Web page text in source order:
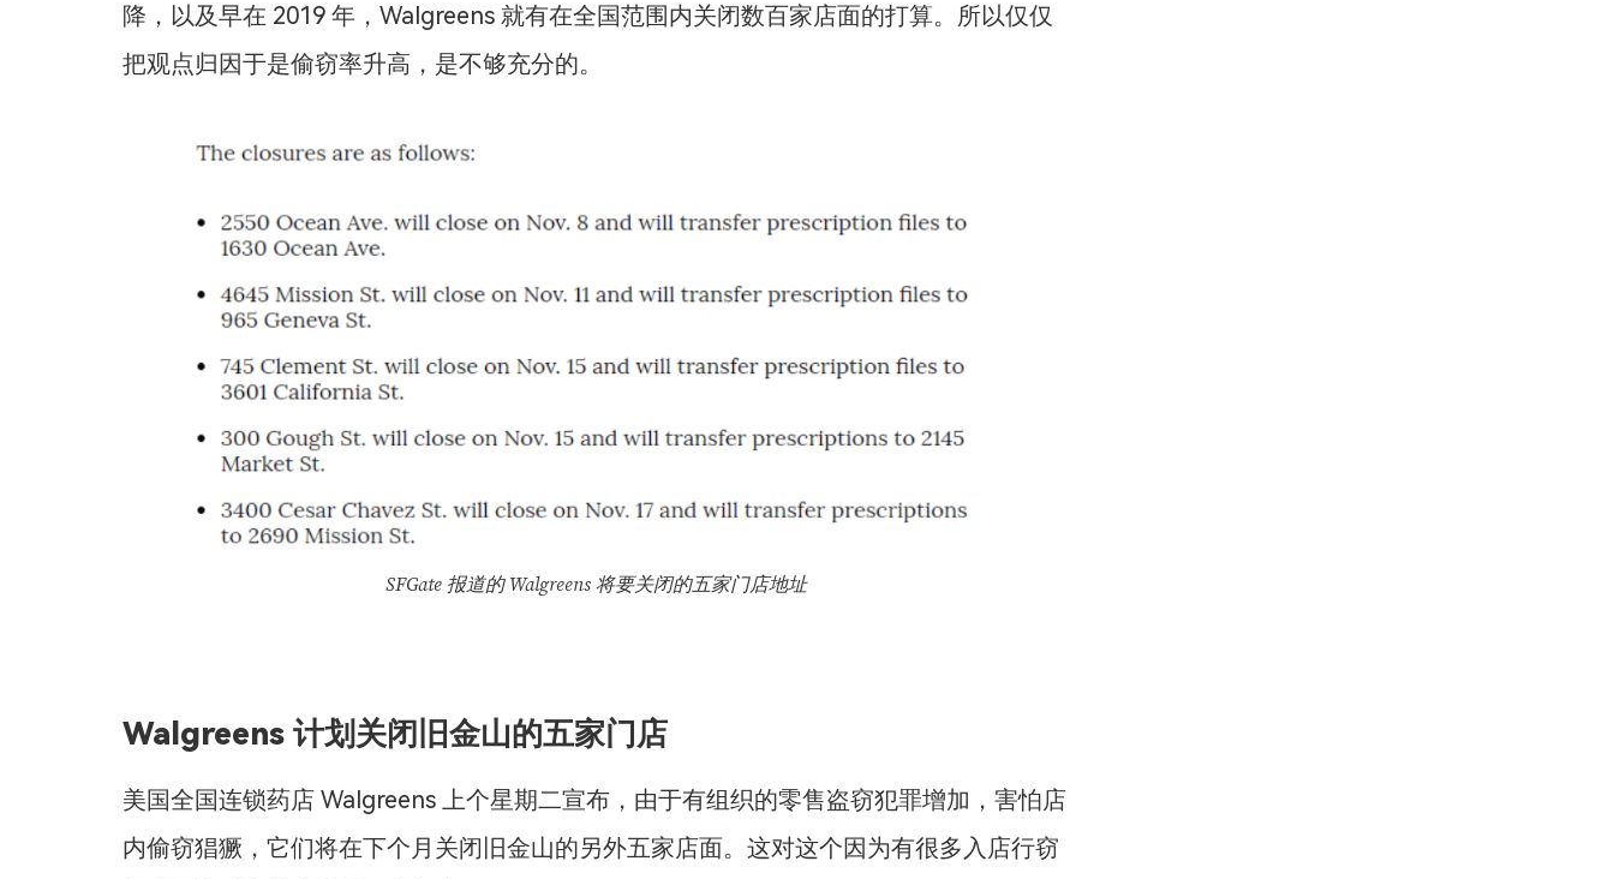
降，以及早在 2019 年，Walgreens 就有在全国范围内关闭数百家店面的打算。所以仅仅
把观点归因于是偷窃率升高，是不够充分的。
SFGate 报道的 Walgreens 将要关闭的五家门店地址
Walgreens 计划关闭旧金山的五家门店
美国全国连锁药店 Walgreens 上个星期二宣布，由于有组织的零售盗窃犯罪增加，害怕店
内偷窃猖獗，它们将在下个月关闭旧金山的另外五家店面。这对这个因为有很多入店行窃